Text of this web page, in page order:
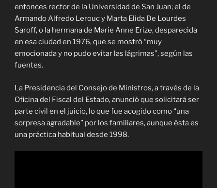
entonces rector de la Universidad de San Juan; el de
Armando Alfredo Lerouc y Marta Elida De Lourdes
Saroff, o la hermana de Marie Anne Erize, desparecida
en esa ciudad en 1976, que se mostró “muy
emocionada y no pudo evitar las lágrimas”, según las
fuentes.
La Presidencia del Consejo de Ministros, a través de la
Oficina del Fiscal del Estado, anunció que solicitará ser
parte civil en el juicio, lo que fue acogido como “una
sorpresa agradable” por los familiares, aunque ésta es
una práctica habitual desde 1998.